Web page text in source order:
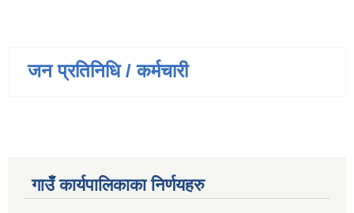
जन प्रतिनिधि / कर्मचारी
गाउँ कार्यपालिकाका निर्णयहरु